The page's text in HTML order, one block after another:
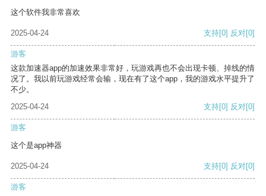
这个软件我非常喜欢
2025-04-24 支持[0] 反对[0]
游客
这款加速器app的加速效果非常好，玩游戏再也不会出现卡顿、掉线的情
况了。我以前玩游戏经常会输，现在有了这个app，我的游戏水平提升了
不少。
2025-04-24
支持[0] 反对[0]
游客
这个是app神器
2025-04-24 支持[0] 反对[0]
游客